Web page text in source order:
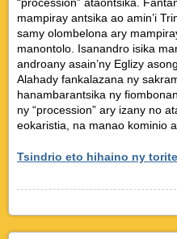
mampiray antsika ao amin’i
samy olombelona ary
manontolo. Isanandro isika
androany asain’ny Eglizy
Alahady fankalazana ny
hanambarantsika ny
ny “procession” ary izany no
eokaristia, na manao kominio
Tsindrio eto hihaino ny